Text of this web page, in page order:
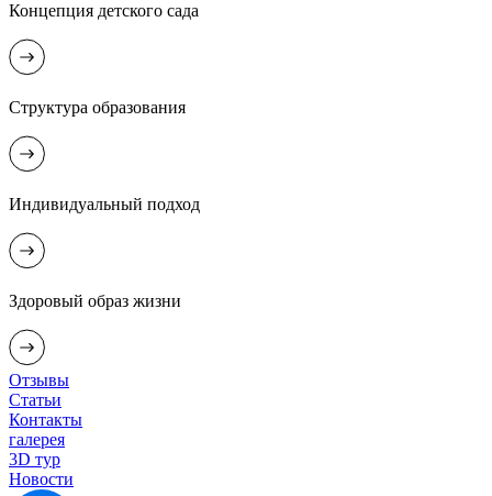
Концепция детского сада
Структура образования
Индивидуальный подход
Здоровый образ жизни
Отзывы
Статьи
Контакты
галерея
3D тур
Новости